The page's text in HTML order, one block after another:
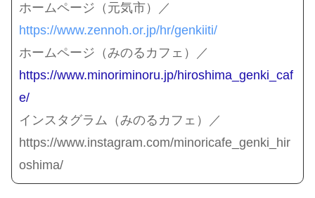
ホームページ（元気市）／
https://www.zennoh.or.jp/hr/genkiiti/
ホームページ（みのるカフェ）／
https://www.minoriminoru.jp/hiroshima_genki_caf
e/
インスタグラム（みのるカフェ）／
https://www.instagram.com/minoricafe_genki_hir
oshima/